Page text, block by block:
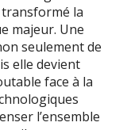
la
majeur. Une
seulement de
elle devient
face à la
l’ensemble